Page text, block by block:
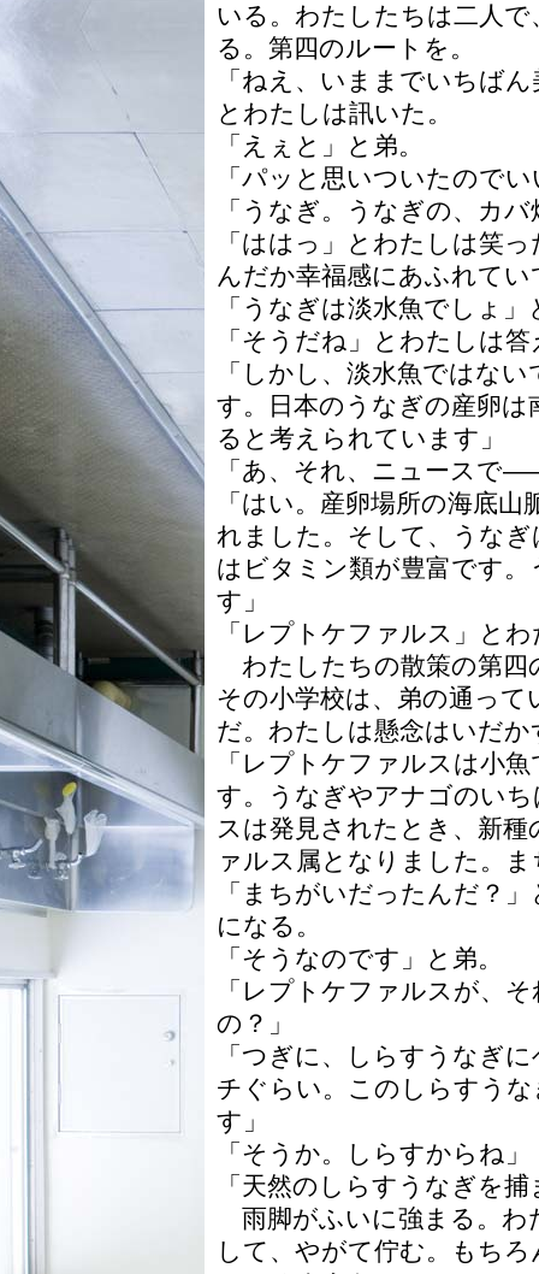
いる。わたしたちは二人
る。第四のルートを。
「ねえ、いままでいちば
とわたしは訊いた。
「えぇと」と弟。
「パッと思いついたので
「うなぎ。うなぎの、カバ
「ははっ」とわたしは笑
んだか幸福感にあふれてい
「うなぎは淡水魚でしょ
「そうだね」とわたしは
「しかし、淡水魚ではな
す。日本のうなぎの産卵
ると考えられています」
「あ、それ、ニュースで
「はい。産卵場所の海底
れました。そして、うな
はビタミン類が豊富です
す」
「レプトケファルス」と
わたしたちの散策の第四
その小学校は、弟の通っ
だ。わたしは懸念はいだ
「レプトケファルスは小
す。うなぎやアナゴのい
スは発見されたとき、新
ァルス属となりました。
「まちがいだったんだ？
になる。
「そうなのです」と弟。
「レプトケファルスが、
の？」
「つぎに、しらすうなぎ
チぐらい。このしらすう
す」
「そうか。しらすからね」
「天然のしらすうなぎを
雨脚がふいに強まる。わ
して、やがて佇む。もち